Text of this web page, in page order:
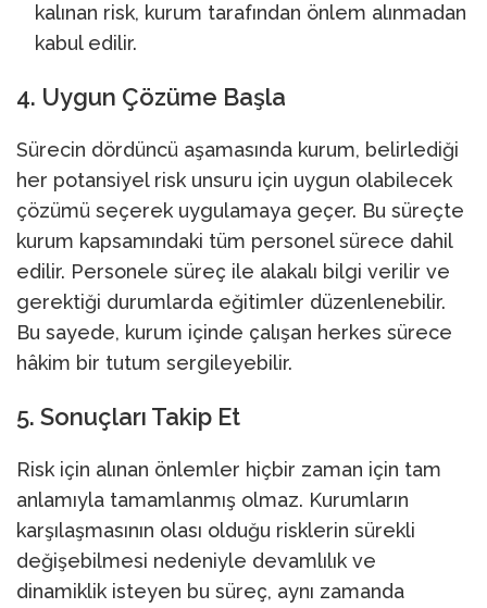
kalınan risk, kurum tarafından önlem alınmadan
kabul edilir.
4. Uygun Çözüme Başla
Sürecin dördüncü aşamasında kurum, belirlediği
her potansiyel risk unsuru için uygun olabilecek
çözümü seçerek uygulamaya geçer. Bu süreçte
kurum kapsamındaki tüm personel sürece dahil
edilir. Personele süreç ile alakalı bilgi verilir ve
gerektiği durumlarda eğitimler düzenlenebilir.
Bu sayede, kurum içinde çalışan herkes sürece
hâkim bir tutum sergileyebilir.
5. Sonuçları Takip Et
Risk için alınan önlemler hiçbir zaman için tam
anlamıyla tamamlanmış olmaz. Kurumların
karşılaşmasının olası olduğu risklerin sürekli
değişebilmesi nedeniyle devamlılık ve
dinamiklik isteyen bu süreç, aynı zamanda